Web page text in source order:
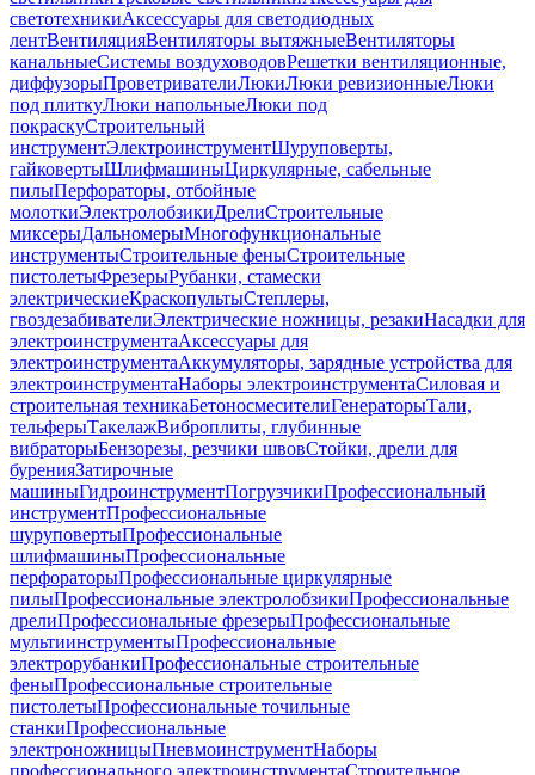
светотехникиАксессуары для светодиодных
лентВентиляцияВентиляторы вытяжныеВентиляторы
канальныеСистемы воздуховодовРешетки вентиляционные,
диффузорыПроветривателиЛюкиЛюки ревизионныеЛюки
под плиткуЛюки напольныеЛюки под
покраскуСтроительный
инструментЭлектроинструментШуруповерты,
гайковертыШлифмашиныЦиркулярные, сабельные
пилыПерфораторы, отбойные
молоткиЭлектролобзикиДрелиСтроительные
миксерыДальномерыМногофункциональные
инструментыСтроительные феныСтроительные
пистолетыФрезерыРубанки, стамески
электрическиеКраскопультыСтеплеры,
гвоздезабивателиЭлектрические ножницы, резакиНасадки для
электроинструментаАксессуары для
электроинструментаАккумуляторы, зарядные устройства для
электроинструментаНаборы электроинструментаСиловая и
строительная техникаБетоносмесителиГенераторыТали,
тельферыТакелажВиброплиты, глубинные
вибраторыБензорезы, резчики швовСтойки, дрели для
буренияЗатирочные
машиныГидроинструментПогрузчикиПрофессиональный
инструментПрофессиональные
шуруповертыПрофессиональные
шлифмашиныПрофессиональные
перфораторыПрофессиональные циркулярные
пилыПрофессиональные электролобзикиПрофессиональные
дрелиПрофессиональные фрезерыПрофессиональные
мультиинструментыПрофессиональные
электрорубанкиПрофессиональные строительные
феныПрофессиональные строительные
пистолетыПрофессиональные точильные
станкиПрофессиональные
электроножницыПневмоинструментНаборы
профессионального электроинструментаСтроительное